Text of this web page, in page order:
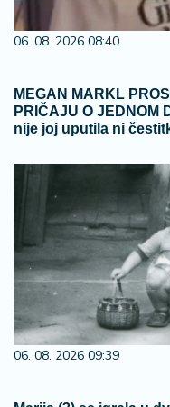
06. 08. 2026 08:40
MEGAN MARKL
PRIČAJU O
nije joj uputila ni
06. 08. 2026 09:39